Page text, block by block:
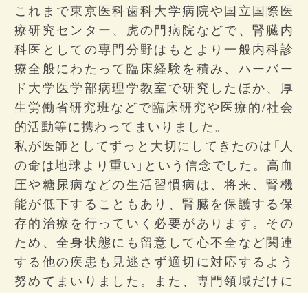
これまで東京医科歯科大学病院や国立国際医
療研究センター、虎の門病院などで、腎臓内
科医としての専門分野はもとより一般内科診
療全般にわたって臨床経験を積み、ハーバー
ド大学医学部病理学教室で研究したほか、厚
生労働省研究班などで臨床研究や医療的/社会
的活動等に携わってまいりました。
私が医師としてずっと大切にしてきたのは「人
の命は地球より重い」という信念でした。高血
圧や糖尿病などの生活習慣病は、将来、腎機
能が低下することもあり、腎臓を保護する保
存的治療を行っていく必要があります。その
ため、全身状態にも留意して心不全など関連
する他の疾患も見逃さず適切に対応するよう
努めてまいりました。また、専門領域だけに